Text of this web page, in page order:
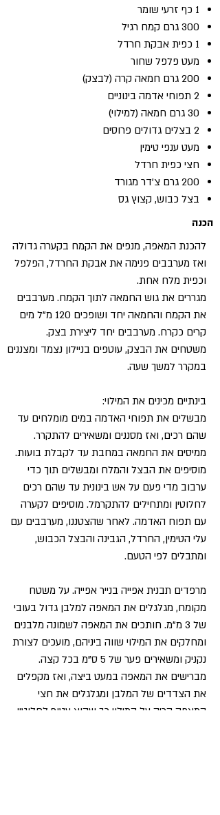
1 כף זרעי שומר
300 גרם קמח רגיל
1 כפית אבקת חרדל
מעט פלפל שחור
200 גרם חמאה קרה (לבצק)
2 תפוחי אדמה בינוניים
30 גרם חמאה (למילוי)
2 בצלים גדולים פרוסים
מעט ענפי טימין
חצי כפית חרדל
200 גרם צ'דר מגורד
בצל כבוש, קצוץ גס
הכנה
להכנת המאפה, מנפים את הקמח בקערה גדולה
ואז מערבבים פנימה את אבקת החרדל, הפלפל
וכפית מלח אחת.
מגררים את גוש החמאה לתוך הקמח. מערבבים
את הקמח והחמאה יחד ושופכים 120 מ"ל מים
קרים כקרח. מערבבים יחד ליצירת בצק.
משטחים את הבצק, עוטפים בניילון נצמד ומצננים
במקרר למשך שעה.
בינתיים מכינים את המילוי:
מבשלים את תפוחי האדמה במים מומלחים עד
שהם רכים, ואז מסננים ומשאירים להתקרר.
ממיסים את החמאה במחבת עד לקבלת בועות.
מוסיפים את הבצל והמלח ומבשלים תוך כדי
ערבוב מדי פעם על אש בינונית עד שהם רכים
לחלוטין ומתחילים להתקרמל. מוסיפים לקערה
עם תפוח האדמה. לאחר שהצטננו, מערבבים עם
עלי הטימין, החרדל, הגבינה והבצל הכבוש,
ומתבלים לפי הטעם.
מרפדים תבנית אפייה בנייר אפייה. על משטח
מקומח, מגלגלים את המאפה למלבן גדול בעובי
של 3 מ"מ. חותכים את המאפה לשמונה מלבנים
ומחלקים את המילוי שווה ביניהם, מועכים לצורת
נקניק ומשאירים פער של 5 ס"מ בכל קצה.
מברישים את המאפה במעט ביצה, ואז מקפלים
את הצדדים של המלבן ומגלגלים את חצי
המאפה הריק על המילוי כך שהוא עטוף לחלוטין.